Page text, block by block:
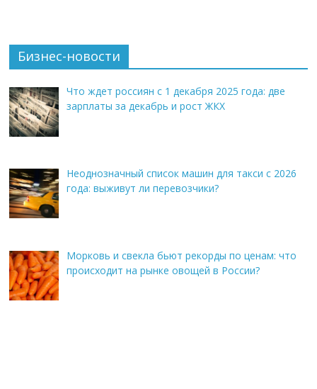
Бизнес-новости
Что ждет россиян с 1 декабря 2025 года: две
зарплаты за декабрь и рост ЖКХ
Неоднозначный список машин для такси с 2026
года: выживут ли перевозчики?
Морковь и свекла бьют рекорды по ценам: что
происходит на рынке овощей в России?